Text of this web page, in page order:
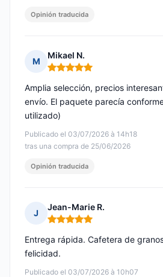
Opinión traducida
M
Mikael N.
Nota: 5 de 5
Publicado el 03/07/2026 à 14h18
tras una compra de 25/06/2026
Amplia selección, precios
envío. El paquete parecía
utilizado)
Opinión traducida
J
Jean-Marie R.
Nota: 5 de 5
Publicado el 03/07/2026 à 10h07
Entrega rápida. Cafetera de
felicidad.